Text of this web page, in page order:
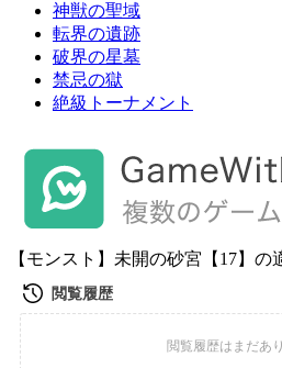
神獣の聖域
転界の遺跡
破界の星墓
禁忌の獄
絶級トーナメント
【モンスト】未開の砂宮【17】